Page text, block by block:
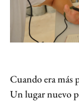
Cuando era más
Un lugar nuevo